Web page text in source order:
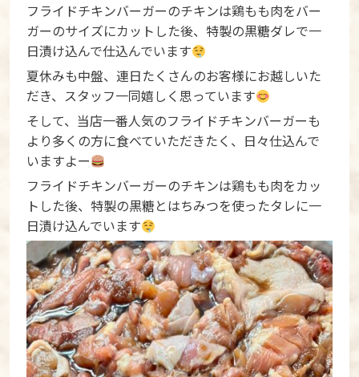
フライドチキンバーガーのチキンは鶏もも肉をバー
ガーのサイズにカットした後、特製の黒糖ダレで一
日漬け込んで仕込んでいます
夏休みも中盤、連日たくさんのお客様にお越しいた
だき、スタッフ一同嬉しく思っています
そして、当店一番人気のフライドチキンバーガーも
より多くの方に食べていただきたく、日々仕込んで
いますよー
フライドチキンバーガーのチキンは鶏もも肉をカッ
トした後、特製の黒糖とはちみつを使ったタレに一
日漬け込んでいます